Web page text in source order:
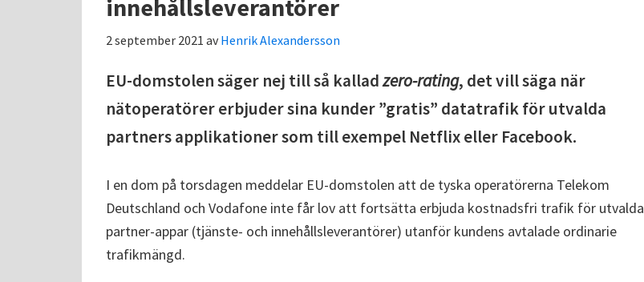
innehållsleverantörer
2 september 2021 avHenrik Alexandersson
EU-domstolen säger nej till så kalladzero-rating, det vill säga när
nätoperatörer erbjuder sina kunder ”gratis” datatrafik för utvalda
partners applikationer som till exempel Netflix eller Facebook.
I en dom på torsdagen meddelar EU-domstolen att de tyska operatörerna Telekom
Deutschland och Vodafone inte får lov att fortsätta erbjuda kostnadsfri trafik för utvalda
partner-appar (tjänste- och innehållsleverantörer) utanför kundens avtalade ordinarie
trafikmängd.